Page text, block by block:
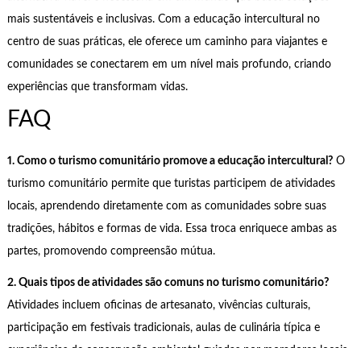
mais sustentáveis e inclusivas. Com a educação intercultural no
centro de suas práticas, ele oferece um caminho para viajantes e
comunidades se conectarem em um nível mais profundo, criando
experiências que transformam vidas.
FAQ
1. Como o turismo comunitário promove a educação intercultural?O
turismo comunitário permite que turistas participem de atividades
locais, aprendendo diretamente com as comunidades sobre suas
tradições, hábitos e formas de vida. Essa troca enriquece ambas as
partes, promovendo compreensão mútua.
2. Quais tipos de atividades são comuns no turismo comunitário?
Atividades incluem oficinas de artesanato, vivências culturais,
participação em festivais tradicionais, aulas de culinária típica e